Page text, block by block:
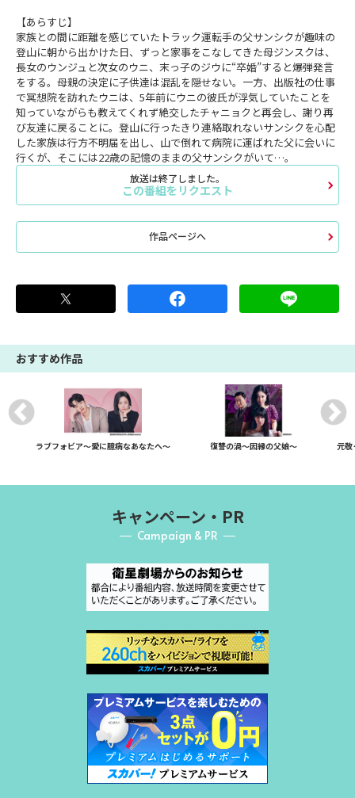
【あらすじ】
家族との間に距離を感じていたトラック運転手の父サンシクが趣味の
登山に朝から出かけた日、ずっと家事をこなしてきた母ジンスクは、
長女のウンジュと次女のウニ、末っ子のジウに“卒婚”すると爆弾発言
をする。母親の決定に子供達は混乱を隠せない。一方、出版社の仕事
で冥想院を訪れたウニは、5年前にウニの彼氏が浮気していたことを
知っていながらも教えてくれず絶交したチャニョクと再会し、謝り再
び友達に戻ることに。登山に行ったきり連絡取れないサンシクを心配
した家族は行方不明届を出し、山で倒れて病院に運ばれた父に会いに
行くが、そこには22歳の記憶のままの父サンシクがいて…。
放送は終了しました。
この番組をリクエスト
作品ページへ
おすすめ作品
ラブフォビア～愛に臆病なあなたへ～ 復讐の渦～因縁の父娘～ 元敬
キャンペーン・PR
Campaign & PR